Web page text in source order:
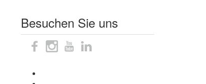
Besuchen Sie uns